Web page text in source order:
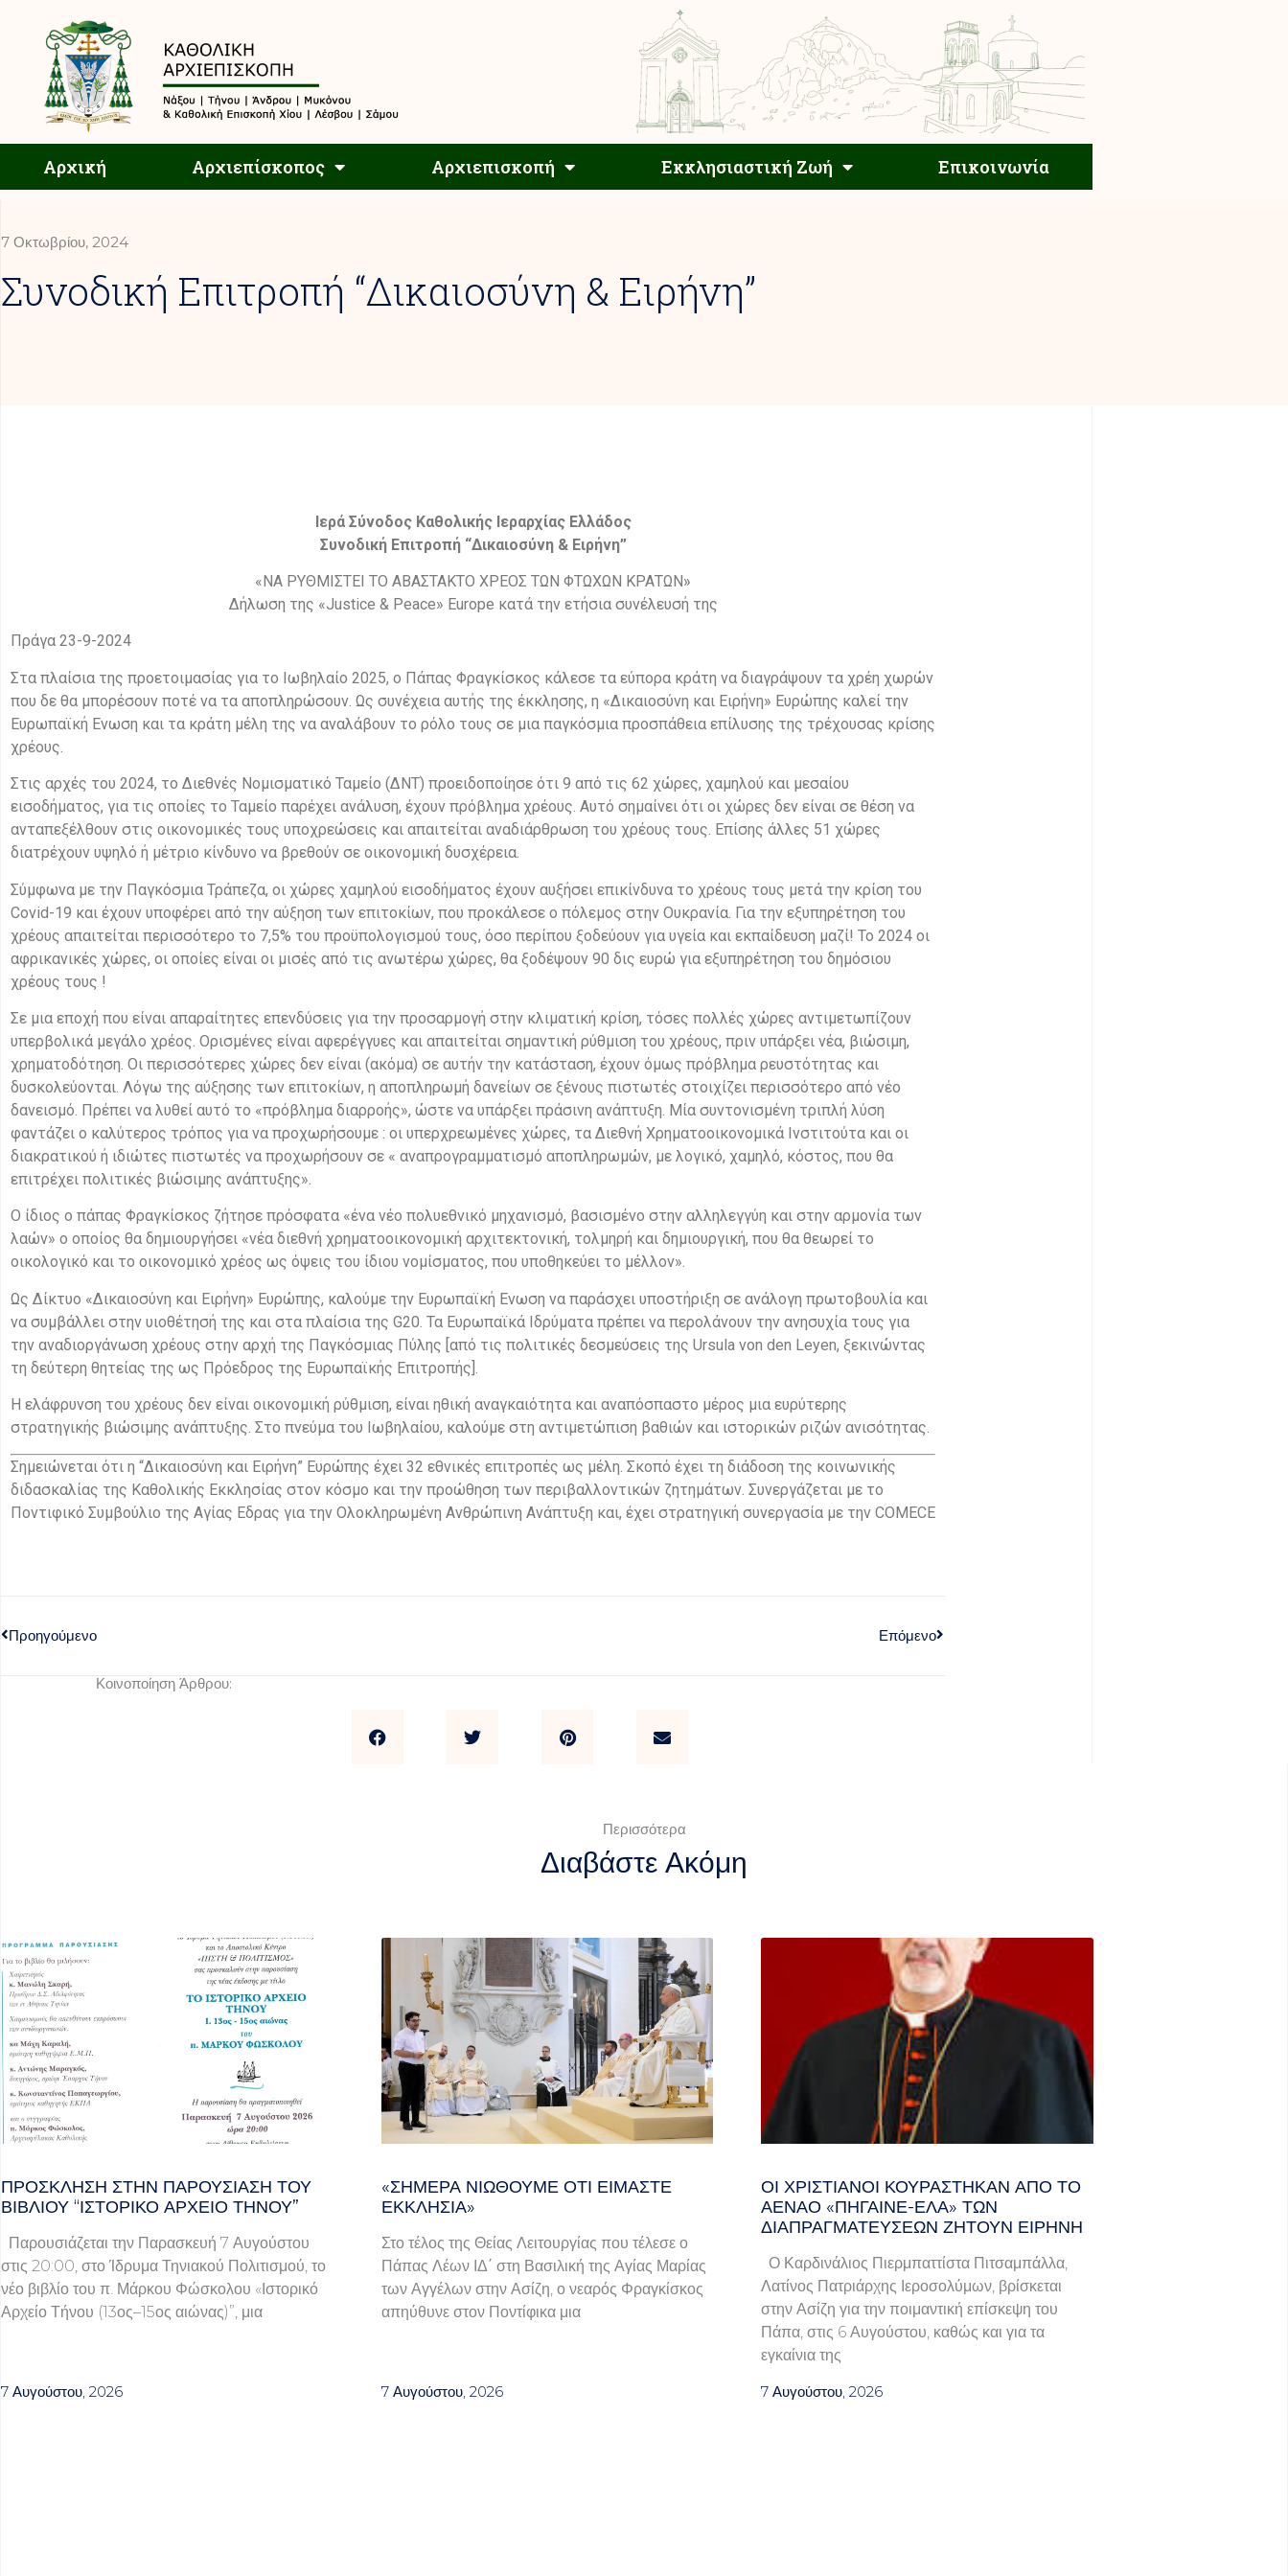
Αρχική Αρχιεπίσκοπος Αρχιεπισκοπή Εκκλησιαστική Ζωή Επικοινωνία
Αρχιεπισκοπή Εκκλησιαστική Ζωή Επικοινωνία
7 Οκτωβρίου, 2024
Συνοδική Επιτροπή “Δικαιοσύνη & Ειρήνη”
Ιερά Σύνοδος Καθολικής Ιεραρχίας Ελλάδος
Συνοδική Επιτροπή “Δικαιοσύνη & Ειρήνη”
«ΝΑ ΡΥΘΜΙΣΤΕΙ ΤΟ ΑΒΑΣΤΑΚΤΟ ΧΡΕΟΣ ΤΩΝ ΦΤΩΧΩΝ ΚΡΑΤΩΝ»
Δήλωση της «Justice & Peace» Europe κατά την ετήσια συνέλευσή της
Πράγα 23-9-2024
Στα πλαίσια της προετοιμασίας για το Ιωβηλαίο 2025, ο Πάπας Φραγκίσκος κάλεσε τα εύπορα κράτη να διαγράψουν τα χρέη χωρών
που δε θα μπορέσουν ποτέ να τα αποπληρώσουν. Ως συνέχεια αυτής της έκκλησης, η «Δικαιοσύνη και Ειρήνη» Ευρώπης καλεί την
Ευρωπαϊκή Ενωση και τα κράτη μέλη της να αναλάβουν το ρόλο τους σε μια παγκόσμια προσπάθεια επίλυσης της τρέχουσας κρίσης
χρέους.
Στις αρχές του 2024, το Διεθνές Νομισματικό Ταμείο (ΔΝΤ) προειδοποίησε ότι 9 από τις 62 χώρες, χαμηλού και μεσαίου
εισοδήματος, για τις οποίες το Ταμείο παρέχει ανάλυση, έχουν πρόβλημα χρέους. Αυτό σημαίνει ότι οι χώρες δεν είναι σε θέση να
ανταπεξέλθουν στις οικονομικές τους υποχρεώσεις και απαιτείται αναδιάρθρωση του χρέους τους. Επίσης άλλες 51 χώρες
διατρέχουν υψηλό ή μέτριο κίνδυνο να βρεθούν σε οικονομική δυσχέρεια.
Σύμφωνα με την Παγκόσμια Τράπεζα, οι χώρες χαμηλού εισοδήματος έχουν αυξήσει επικίνδυνα το χρέους τους μετά την κρίση του
Covid-19 και έχουν υποφέρει από την αύξηση των επιτοκίων, που προκάλεσε ο πόλεμος στην Ουκρανία. Για την εξυπηρέτηση του
χρέους απαιτείται περισσότερο το 7,5% του προϋπολογισμού τους, όσο περίπου ξοδεύουν για υγεία και εκπαίδευση μαζί! Το 2024 οι
αφρικανικές χώρες, οι οποίες είναι οι μισές από τις ανωτέρω χώρες, θα ξοδέψουν 90 δις ευρώ για εξυπηρέτηση του δημόσιου
χρέους τους !
Σε μια εποχή που είναι απαραίτητες επενδύσεις για την προσαρμογή στην κλιματική κρίση, τόσες πολλές χώρες αντιμετωπίζουν
υπερβολικά μεγάλο χρέος. Ορισμένες είναι αφερέγγυες και απαιτείται σημαντική ρύθμιση του χρέους, πριν υπάρξει νέα, βιώσιμη,
χρηματοδότηση. Οι περισσότερες χώρες δεν είναι (ακόμα) σε αυτήν την κατάσταση, έχουν όμως πρόβλημα ρευστότητας και
δυσκολεύονται. Λόγω της αύξησης των επιτοκίων, η αποπληρωμή δανείων σε ξένους πιστωτές στοιχίζει περισσότερο από νέο
δανεισμό. Πρέπει να λυθεί αυτό το «πρόβλημα διαρροής», ώστε να υπάρξει πράσινη ανάπτυξη. Μία συντονισμένη τριπλή λύση
φαντάζει ο καλύτερος τρόπος για να προχωρήσουμε : οι υπερχρεωμένες χώρες, τα Διεθνή Χρηματοοικονομικά Ινστιτούτα και οι
διακρατικού ή ιδιώτες πιστωτές να προχωρήσουν σε « αναπρογραμματισμό αποπληρωμών, με λογικό, χαμηλό, κόστος, που θα
επιτρέχει πολιτικές βιώσιμης ανάπτυξης».
Ο ίδιος ο πάπας Φραγκίσκος ζήτησε πρόσφατα «ένα νέο πολυεθνικό μηχανισμό, βασισμένο στην αλληλεγγύη και στην αρμονία των
λαών» ο οποίος θα δημιουργήσει «νέα διεθνή χρηματοοικονομική αρχιτεκτονική, τολμηρή και δημιουργική, που θα θεωρεί το
οικολογικό και το οικονομικό χρέος ως όψεις του ίδιου νομίσματος, που υποθηκεύει το μέλλον».
Ως Δίκτυο «Δικαιοσύνη και Ειρήνη» Ευρώπης, καλούμε την Ευρωπαϊκή Ενωση να παράσχει υποστήριξη σε ανάλογη πρωτοβουλία και
να συμβάλλει στην υιοθέτησή της και στα πλαίσια της G20. Τα Ευρωπαϊκά Ιδρύματα πρέπει να περολάνουν την ανησυχία τους για
την αναδιοργάνωση χρέους στην αρχή της Παγκόσμιας Πύλης [από τις πολιτικές δεσμεύσεις της Ursula von den Leyen, ξεκινώντας
τη δεύτερη θητείας της ως Πρόεδρος της Ευρωπαϊκής Επιτροπής].
Η ελάφρυνση του χρέους δεν είναι οικονομική ρύθμιση, είναι ηθική αναγκαιότητα και αναπόσπαστο μέρος μια ευρύτερης
στρατηγικής βιώσιμης ανάπτυξης. Στο πνεύμα του Ιωβηλαίου, καλούμε στη αντιμετώπιση βαθιών και ιστορικών ριζών ανισότητας.
Σημειώνεται ότι η “Δικαιοσύνη και Ειρήνη” Ευρώπης έχει 32 εθνικές επιτροπές ως μέλη. Σκοπό έχει τη διάδοση της κοινωνικής
διδασκαλίας της Καθολικής Εκκλησίας στον κόσμο και την προώθηση των περιβαλλοντικών ζητημάτων. Συνεργάζεται με το
Ποντιφικό Συμβούλιο της Αγίας Εδρας για την Ολοκληρωμένη Ανθρώπινη Ανάπτυξη και, έχει στρατηγική συνεργασία με την COMECE
Προηγούμενο Επόμενο
Κοινοποίηση Άρθρου:
Περισσότερα
Διαβάστε Ακόμη
ΠΡΌΣΚΛΗΣΗ ΣΤΗΝ ΠΑΡΟΥΣΊΑΣΗ ΤΟΥ
ΒΙΒΛΊΟΥ “ΙΣΤΟΡΙΚΌ ΑΡΧΕΊΟ ΤΉΝΟΥ”
Παρουσιάζεται την Παρασκευή 7 Αυγούστου
στις 20:00, στο Ίδρυμα Τηνιακού Πολιτισμού, το
νέο βιβλίο του π. Μάρκου Φώσκολου «Ιστορικό
Αρχείο Τήνου (13ος–15ος αιώνας)”, μια
7 Αυγούστου, 2026
«ΣΉΜΕΡΑ ΝΙΏΘΟΥΜΕ ΌΤΙ ΕΊΜΑΣΤΕ
ΕΚΚΛΗΣΊΑ»
Στο τέλος της Θείας Λειτουργίας που τέλεσε ο
Πάπας Λέων ΙΔ΄ στη Βασιλική της Αγίας Μαρίας
των Αγγέλων στην Ασίζη, ο νεαρός Φραγκίσκος
απηύθυνε στον Ποντίφικα μια
7 Αυγούστου, 2026
ΟΙ ΧΡΙΣΤΙΑΝΟΊ ΚΟΥΡΆΣΤΗΚΑΝ ΑΠΌ ΤΟ
ΑΈΝΑΟ «ΠΉΓΑΙΝΕ-ΈΛΑ» ΤΩΝ
ΔΙΑΠΡΑΓΜΑΤΕΎΣΕΩΝ ΖΗΤΟΎΝ ΕΙΡΉΝΗ
Ο Καρδινάλιος Πιερμπαττίστα Πιτσαμπάλλα,
Λατίνος Πατριάρχης Ιεροσολύμων, βρίσκεται
στην Ασίζη για την ποιμαντική επίσκεψη του
Πάπα, στις 6 Αυγούστου, καθώς και για τα
εγκαίνια της
7 Αυγούστου, 2026